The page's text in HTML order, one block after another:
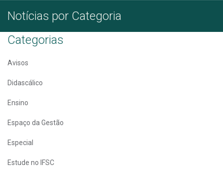
Notícias por Categoria
Categorias
Avisos
Didascálico
Ensino
Espaço da Gestão
Especial
Estude no IFSC